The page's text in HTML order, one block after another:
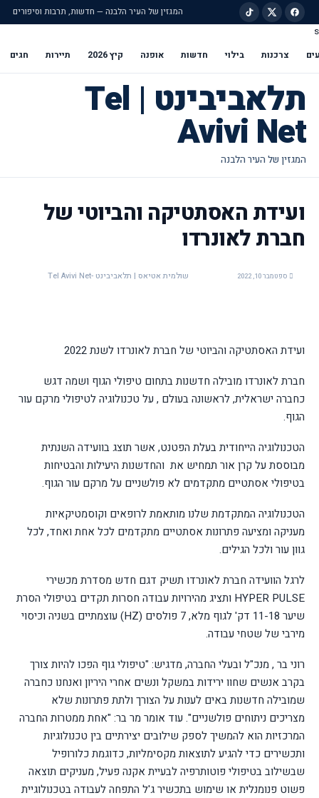
המגזין של העיר הלבנה — חדשות, תרבות וסיפורים
s
צרכנות בילוי חדשות אופנה קיץ 2026 תיירות חגים
תלאביבינט | Tel
Avivi Net
ועידת האסתטיקה והביוטי של
חברת לאונרדו
ספטמבר 10, 2022 שולמית אטיאס | תלאביבינט -Tel Avivi Net
ועידת האסתטיקה והביוטי של חברת לאונרדו לשנת 2022
חברת לאונרדו מובילה חדשנות בתחום טיפולי הגוף ושמה דגש
כחברה ישראלית, לראשונה בעולם , על טכנולוגיה לטיפולי מרקם עור
הגוף.
הטכנולוגיה הייחודית בעלת הפטנט, אשר תוצג בוועידה השנתית
מבוססת על קרן אור תמחיש את והחדשנות היעילות והבטיחות
בטיפולי אסתטיים מתקדמים לא פולשניים על מרקם עור הגוף.
הטכנולוגיה המתקדמת שלנו מותאמת לרופאים וקוסמטיקאיות
מעניקה ומציעה פתרונות אסתטיים מתקדמים לכל אחת ואחד, לכל
גוון עור ולכל הגילים.
לרגל הוועידה חברת לאונרדו תשיק דגם חדש מסדרת מכשירי
HYPER PULSE ותציג מהירויות עבודה חסרות תקדים בטיפולי הסרת
שיער 11-18 דק' לגוף מלא, 7 פולסים (
HZ) עוצמתיים בשניה וכיסוי
מירבי של שטחי עבודה.
רוני בר , מנכ"ל ובעלי החברה, מדגיש: "טיפולי גוף הפכו להיות צורך
בקרב אנשים שחוו ירידות במשקל ונשים אחרי היריון ואנחנו כחברה
שמובילה חדשנות באים לענות על הצורך ולתת פתרונות שלא
מצריכים ניתוחים פולשניים". עוד אומר מר בר: "אחת ממטרות החברה
המרכזיות הוא להמשיך לספק שילובים יצירתיים בין טכנולוגיות
ותכשירים כדי להגיע לתוצאות מקסימליות, כדוגמת כלורופיל
שבשילוב בטיפולי פוטותרפיה לבעיית אקנה פעיל, מעניקים תוצאה
פשוט פנומנלית או שימוש בתכשיר ג'ל התפחה לעבודה בטכנולוגיית